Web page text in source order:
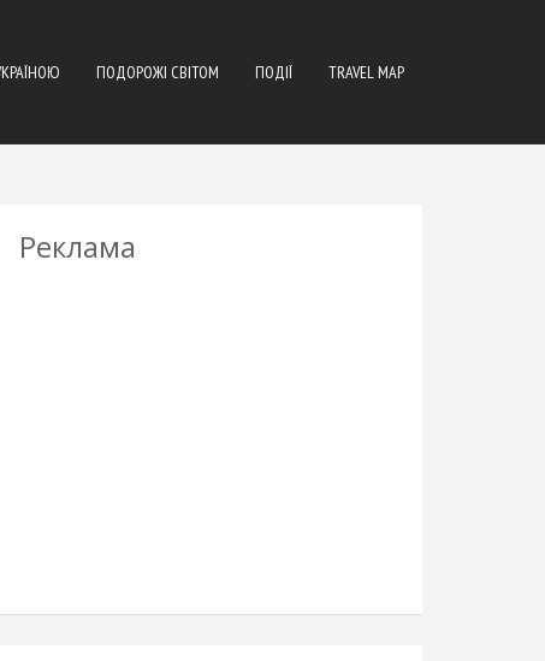
ПОДОРОЖІ СВІТОМ ПОДІЇ TRAVEL MAP
Реклама